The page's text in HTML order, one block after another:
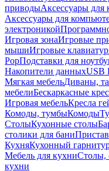
приводыАксессуары для
Аксессуары для
электроникой
Игровая зонаИгровые
мышиИгровые
PopПодставки для
Накопители данныхUSB
Мягкая мебельДиваны,
мебелиБескаркасные
Игровая мебельКресла
Комоды, тумбыКомоды
СтолыКухонные столы
столики для бани
КухняКухонный
Мебель для кухниСтолы,
кухни